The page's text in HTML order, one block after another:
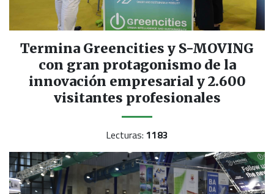
Termina Greencities y S-MOVING
con gran protagonismo de la
innovación empresarial y 2.600
visitantes profesionales
Lecturas: 1183